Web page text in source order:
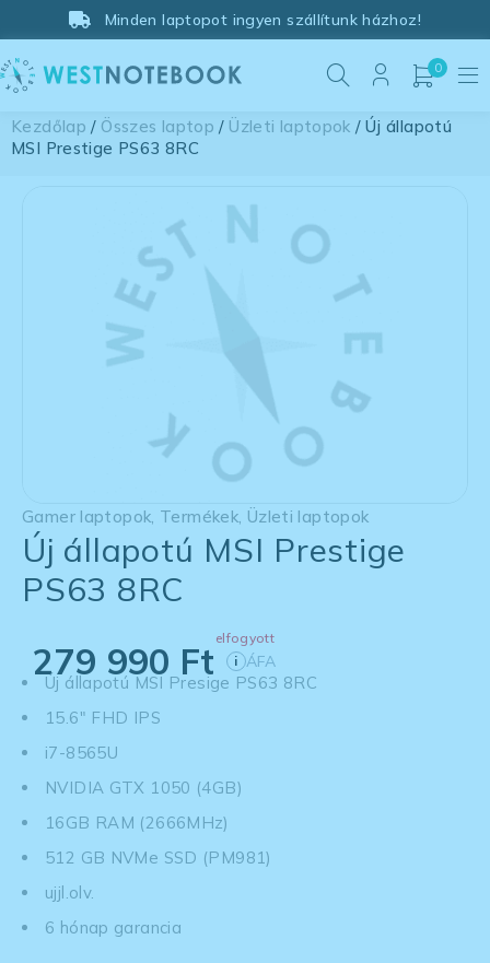
Minden laptopot ingyen szállítunk házhoz!
0
Kezdőlap / Összes laptop / Üzleti laptopok / Új állapotú
MSI Prestige PS63 8RC
Gamer laptopok Termékek Üzleti laptopok
Új állapotú MSI Prestige
PS63 8RC
elfogyott
279 990 Ft i ÁFA
Új állapotú MSI Presige PS63 8RC
15.6" FHD IPS
i7-8565U
NVIDIA GTX 1050 (4GB)
16GB RAM (2666MHz)
512 GB NVMe SSD (PM981)
ujjl.olv.
6 hónap garancia